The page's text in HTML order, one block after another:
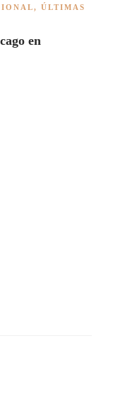
, ÚLTIMAS
en